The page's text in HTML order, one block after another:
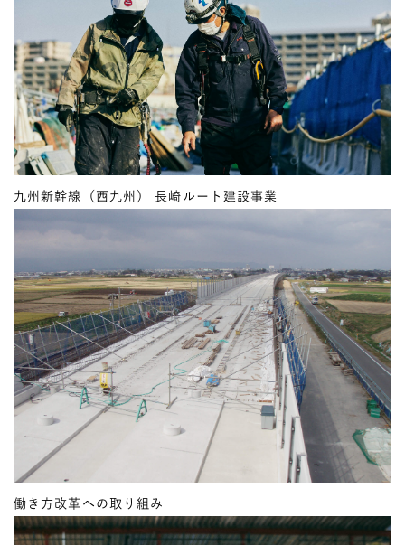
九州新幹線（西九州） 長崎ルート建設事業
働き方改革への取り組み